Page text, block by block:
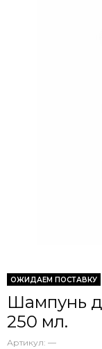
ОЖИДАЕМ ПОСТАВКУ
Шампунь
250 мл.
Артикул: —